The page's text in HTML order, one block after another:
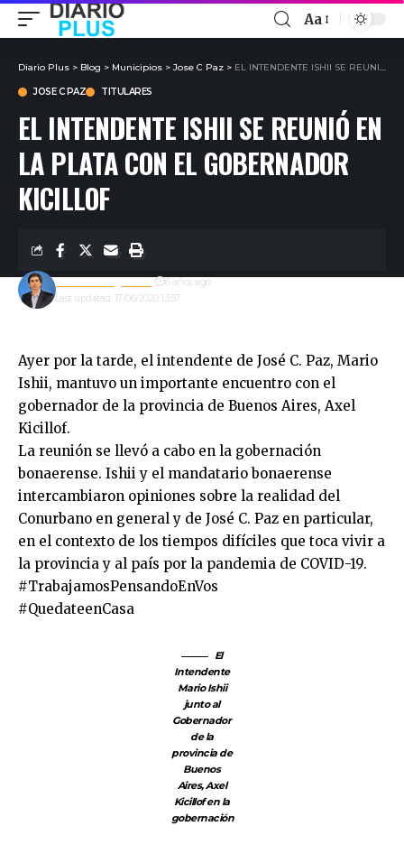
Aa
Diario Plus > Blog > Municipios > Jose C Paz > EL INTENDENTE ISHII SE REUNIÓ EN LA PLATA CON EL GOBERNADOR KICILLOF
JOSE C PAZ TITULARES
EL INTENDENTE ISHII SE REUNIÓ EN
LA PLATA CON EL GOBERNADOR
KICILLOF
Last updated: 17/06/2020 13:57
Gustavo Estigarribia 6 años ago
Ayer por la tarde, el intendente de José C. Paz, Mario
Ishii, mantuvo un importante encuentro con el
gobernador de la provincia de Buenos Aires, Axel
Kicillof.
La reunión se llevó a cabo en la gobernación
bonaerense. Ishii y el mandatario bonaerense
intercambiaron opiniones sobre la realidad del
Conurbano en general y de José C. Paz en particular,
en el contexto de los tiempos difíciles que toca vivir a
la provincia y al país por la pandemia de COVID-19.
#TrabajamosPensandoEnVos
#QuedateenCasa
El
Intendente
Mario Ishii
junto al
Gobernador
de la
provincia de
Buenos
Aires, Axel
Kicillof en la
gobernación